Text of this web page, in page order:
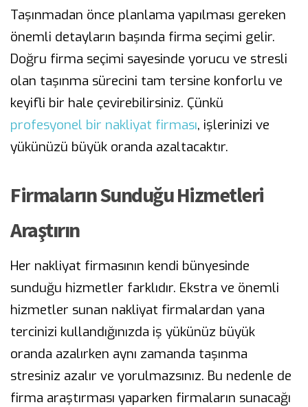
Taşınmadan önce planlama yapılması gereken
önemli detayların başında firma seçimi gelir.
Doğru firma seçimi sayesinde yorucu ve stresli
olan taşınma sürecini tam tersine konforlu ve
keyifli bir hale çevirebilirsiniz. Çünkü
profesyonel bir nakliyat firması, işlerinizi ve
yükünüzü büyük oranda azaltacaktır.
Firmaların Sunduğu Hizmetleri
Araştırın
Her nakliyat firmasının kendi bünyesinde
sunduğu hizmetler farklıdır. Ekstra ve önemli
hizmetler sunan nakliyat firmalardan yana
tercinizi kullandığınızda iş yükünüz büyük
oranda azalırken aynı zamanda taşınma
stresiniz azalır ve yorulmazsınız. Bu nedenle de
firma araştırması yaparken firmaların sunacağı